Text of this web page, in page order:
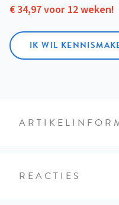
€ 34,97 voor 12 weken!
IK WIL
REACTIES